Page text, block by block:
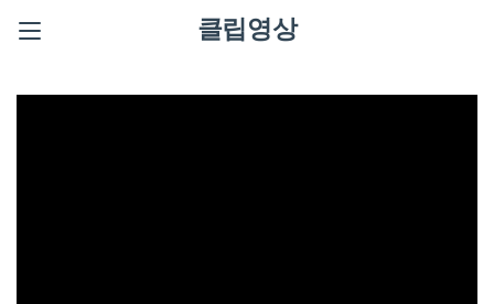
클립영상